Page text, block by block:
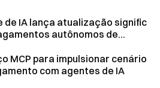
de IA lança atualização signific
autônomos de...
MCP para impulsionar cenário
com agentes de IA